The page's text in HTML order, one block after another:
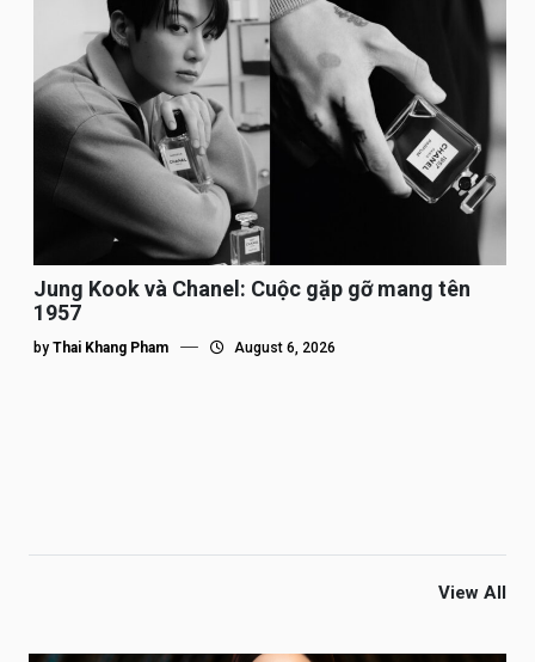
Jung Kook và Chanel: Cuộc gặp gỡ mang tên
1957
by Thai Khang Pham August 6, 2026
View All